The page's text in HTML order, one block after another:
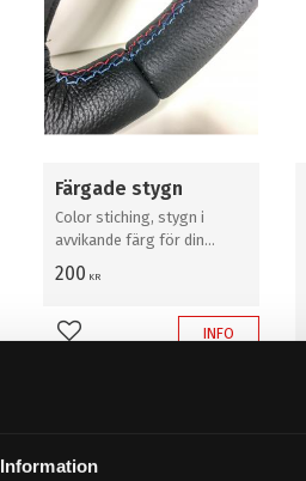
Information
Färgade stygn
Color stiching, stygn i
avvikande färg för din
personliga touch
200 KR
Lägg till i favoriter
INFO